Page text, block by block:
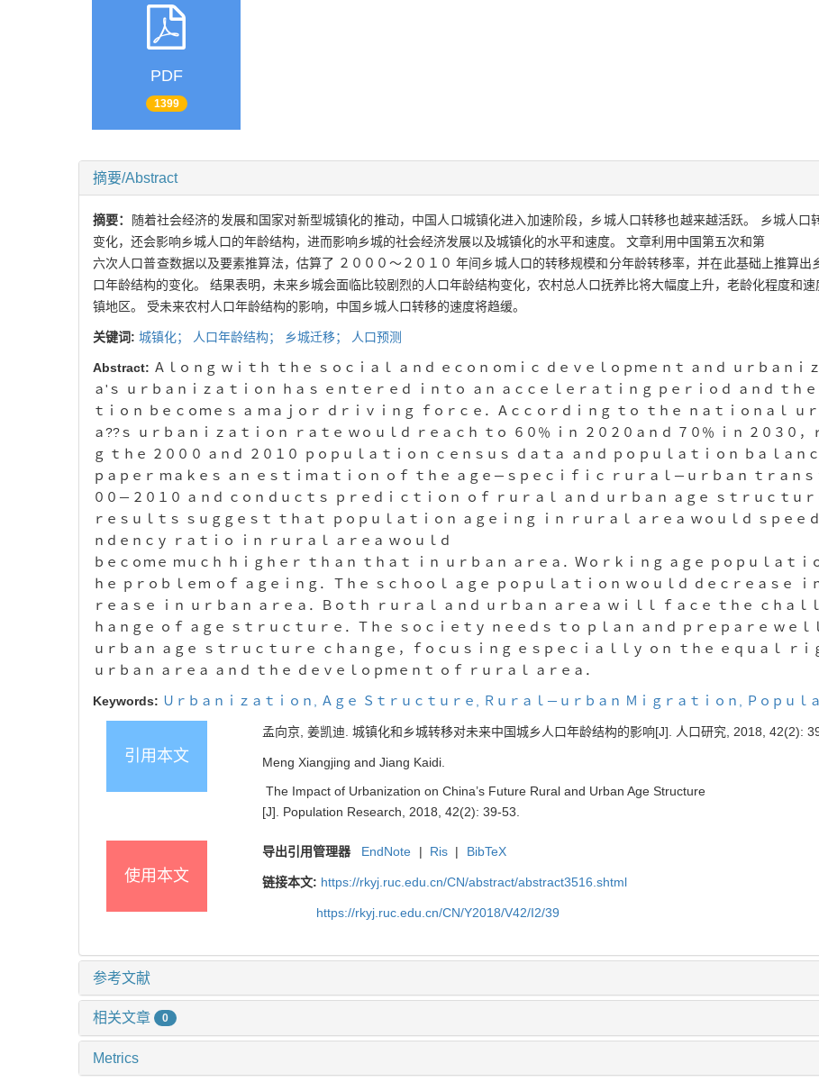
PDF
1399
摘要/Abstract
摘要： 随着社会经济的发展和国家对新型城镇化的推动， 中国人口城镇化进入加速阶段， 乡城人口转移也越来越活跃。
乡城人口
变化， 还会影响乡城人口的年龄结构， 进而影响乡城的社会经济发展以及城镇化的水平和速度。 文章利用中国第五次和第
六次人口普查数据以及要素推算法， 估算了 ２０００～２０１０年间乡城人口的转移规模和分年龄转移率，并在此基础上推算出
口年龄结构的变化。 结果表明， 未来乡城会面临比较剧烈的人口年龄结构变化， 农村总人口抚养比将大幅度上升， 老龄化程度和
镇地区。 受未来农村人口年龄结构的影响， 中国乡城人口转移的速度将趋缓。
关键词: 城镇化； 人口年龄结构； 乡城迁移； 人口预测
Abstract: Ａｌｏｎｇ ｗｉｔｈ ｔｈｅ ｓｏｃｉａｌ ａｎｄ ｅｃｏｎｏｍｉｃ ｄｅｖｅｌｏｐｍｅｎｔ ａｎｄ ｕｒｂａｎｉ
ａ'ｓ ｕｒｂａｎｉ
ｚａｔｉｏｎ ｈａｓ ｅｎｔｅｒｅｄ ｉｎｔｏ ａｎ ａｃｃｅｌｅｒａｔｉｎｇ ｐｅｒｉｏｄ ａｎｄ ｔｈｅ
ｔｉｏｎ ｂｅｃｏｍｅｓ ａ ｍａｊｏｒ ｄｒｉｖｉｎｇ
ｆｏｒｃｅ．Ａｃｃｏｒｄｉｎｇ ｔｏ ｔｈｅ ｎａｔｉｏｎａｌ ｕ
ａ??ｓ ｕｒｂａｎｉｚａｔｉｏｎ ｒａｔｅ ｗｏｕｌｄ ｒｅａｃｈ ｔｏ
６０ ％ ｉｎ ２０２０ ａｎｄ ７０ ％ ｉｎ ２０３０，
ｇ ｔｈｅ
２０００ ａｎｄ ２０１０ ｐｏｐｕｌａｔｉｏｎ ｃｅｎｓｕｓ ｄａｔａ ａｎｄ ｐｏｐｕｌａｔｉｏｎ ｂａｌａｎ
ｐａｐｅｒ ｍａｋｅｓ ａｎ ｅｓｔｉｍａｔｉｏｎ ｏｆ ｔｈｅ ａｇｅ － ｓｐｅｃｉｆｉｃ ｒｕｒａｌ － ｕｒｂａｎ ｔｒａｎ
００－２０１０
ａｎｄ ｃｏｎｄｕｃｔｓ ｐｒｅｄｉｃｔｉｏｎ ｏｆ ｒｕｒａｌ ａｎｄ ｕｒｂａｎ ａｇｅ ｓｔｒｕｃｔｕｒ
ｒｅｓｕｌｔｓ ｓｕｇｇｅｓｔ
ｔｈａｔ ｐｏｐｕｌａｔｉｏｎ ａｇｅｉｎｇ ｉｎ ｒｕｒａｌ ａｒｅａ ｗｏｕｌｄ ｓｐｅｅ
ｎｄｅｎｃｙ ｒａｔｉｏ ｉｎ ｒｕｒａｌ ａｒｅａ ｗｏｕｌｄ
ｂｅｃｏｍｅ ｍｕｃｈ ｈｉｇｈｅｒ ｔｈａｎ ｔｈａｔ ｉｎ ｕｒｂａｎ ａｒｅａ．Ｗｏｒｋｉｎｇ ａｇｅ ｐｏｐｕｌａｔｉ
ｈｅ ｐｒｏｂｌｅｍ ｏｆ ａｇｅｉｎｇ．Ｔｈｅ ｓｃｈｏｏｌ ａｇｅ ｐｏｐｕｌａｔｉｏｎ ｗｏｕｌｄ ｄｅｃｒｅａｓｅ ｉ
ｒｅａｓｅ ｉｎ ｕｒｂａｎ ａｒｅａ．Ｂｏｔｈ ｒｕｒａｌ
ａｎｄ ｕｒｂａｎ ａｒｅａ ｗｉｌｌ ｆａｃｅ ｔｈｅ ｃｈａｌ
ｈａｎｇｅ ｏｆ ａｇｅ ｓｔｒｕｃｔｕｒｅ．Ｔｈｅ ｓｏｃｉｅｔｙ ｎｅｅｄｓ ｔｏ ｐｌａｎ
ａｎｄ ｐｒｅｐａｒｅ ｗｅｌ
ｕｒｂａｎ ａｇｅ ｓｔｒｕｃｔｕｒｅ ｃｈａｎｇｅ ， ｆｏｃｕｓｉｎｇ ｅｓｐｅｃｉａｌｌｙ ｏｎ ｔｈｅ ｅｑｕａｌ ｒｉ
ｕｒｂａｎ ａｒｅａ ａｎｄ ｔｈｅ ｄｅｖｅｌｏｐｍｅｎｔ ｏｆ ｒｕｒａｌ ａｒｅａ．
Keywords: Ｕｒｂａｎｉｚａｔｉｏｎ Ａｇｅ Ｓｔｒｕｃｔｕｒｅ Ｒｕｒａｌ － ｕｒｂａｎ Ｍｉｇｒａｔｉｏｎ Ｐｏｐｕｌ
引用本文
孟向京, 姜凯迪. 城镇化和乡城转移对未来中国城乡人口年龄结构的影响[J]. 人口研究, 2018, 42(2):
Meng Xiangjing and Jiang Kaidi.
The Impact of Urbanization on China’s Future Rural and Urban Age Structure
[J]. Population Research, 2018, 42(2): 39-53.
使用本文
导出引用管理器 EndNote | Ris | BibTeX
链接本文: https://rkyj.ruc.edu.cn/CN/abstract/abstract3516.shtml
https://rkyj.ruc.edu.cn/CN/Y2018/V42/I2/39
参考文献
相关文章 0
Metrics